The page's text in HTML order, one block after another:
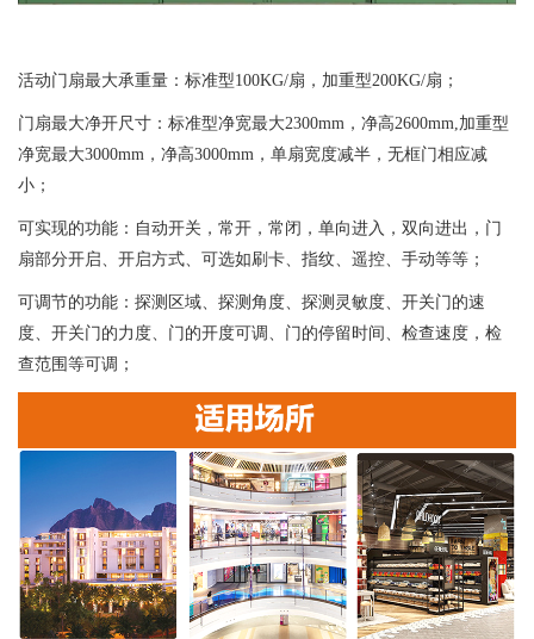
活动门扇最大承重量：标准型100KG/扇，加重型200KG/扇；
门扇最大净开尺寸：标准型净宽最大2300mm，净高2600mm,加重型
净宽最大3000mm，净高3000mm，单扇宽度减半，无框门相应减
小；
可实现的功能：自动开关，常开，常闭，单向进入，双向进出，门
扇部分开启、开启方式、可选如刷卡、指纹、遥控、手动等等；
可调节的功能：探测区域、探测角度、探测灵敏度、开关门的速
度、开关门的力度、门的开度可调、门的停留时间、检查速度，检
查范围等可调；